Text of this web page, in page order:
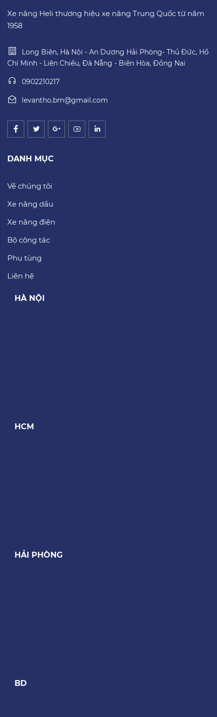
Xe nâng Heli thương hiệu xe nâng Trung Quốc từ năm
1958
Long Biên, Hà Nội - An Dương Hải Phòng- Thủ Đức, Hồ
Chí Minh - Liên Chiểu, Đà Nẵng - Biên Hòa, Đồng Nai
0902210217
levantho.bm@gmail.com
DANH MỤC
Về chúng tôi
Xe nâng dầu
Xe nâng điện
Bộ công tác
Phụ tùng
Liên hệ
HÀ NỘI
HCM
HẢI PHÒNG
BD